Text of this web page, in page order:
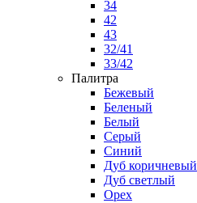
34
42
43
32/41
33/42
Палитра
Бежевый
Беленый
Белый
Серый
Синий
Дуб коричневый
Дуб светлый
Орех